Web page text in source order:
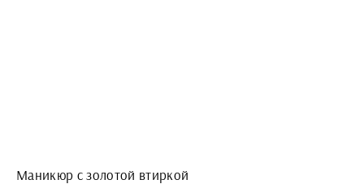
Маникюр с золотой втиркой